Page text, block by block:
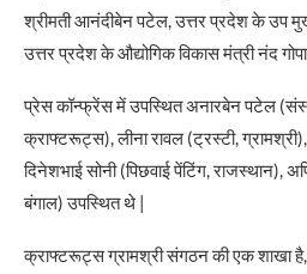
श्रीमती आनंदीबेन पटेल, उत्तर प्रदेश के उप
उत्तर प्रदेश के औद्योगिक विकास मंत्री नंद गोपाल
प्रेस कॉन्फ्रेंस में उपस्थित अनारबेन पटेल
क्राफ्टरूट्स), लीना रावल (ट्रस्टी,
दिनेशभाई सोनी (पिछवाई पेंटिंग, राजस्थान),
बंगाल) उपस्थित थे |
क्राफ्टरूट्स ग्रामश्री संगठन की एक शाखा